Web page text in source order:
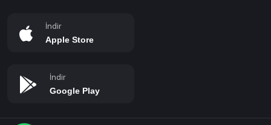
İndir
Apple Store
İndir
Google Play